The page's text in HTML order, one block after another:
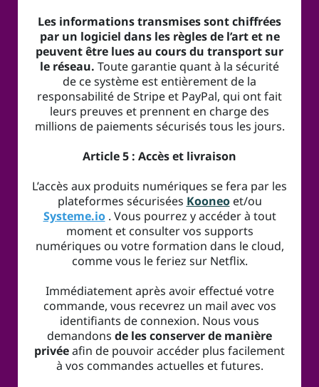
Les informations transmises sont chiffrées
par un logiciel dans les règles de l’art et ne
peuvent être lues au cours du transport sur
le réseau. Toute garantie quant à la sécurité
de ce système est entièrement de la
responsabilité de Stripe et PayPal, qui ont fait
leurs preuves et prennent en charge des
millions de paiements sécurisés tous les jours.
Article 5 : Accès et livraison
L’accès aux produits numériques se fera par les
plateformes sécurisées Kooneo et/ou
Systeme.io . Vous pourrez y accéder à tout
moment et consulter vos supports
numériques ou votre formation dans le cloud,
comme vous le feriez sur Netflix.
Immédiatement après avoir effectué votre
commande, vous recevrez un mail avec vos
identifiants de connexion. Nous vous
demandons de les conserver de manière
privéeafin de pouvoir accéder plus facilement
à vos commandes actuelles et futures.